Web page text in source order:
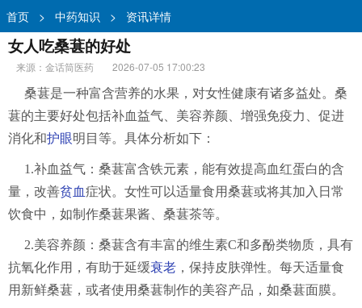
首页 > 中药知识 > 资讯详情
女人吃桑葚的好处
来源：金话筒医药
2026-07-05 17:00:23
桑葚是一种富含营养的水果，对女性健康有诸多益处。桑
葚的主要好处包括补血益气、美容养颜、增强免疫力、促进
消化和护眼明目等。具体分析如下：
1.补血益气：桑葚富含铁元素，能有效提高血红蛋白的含
量，改善贫血症状。女性可以适量食用桑葚或将其加入日常
饮食中，如制作桑葚果酱、桑葚茶等。
2.美容养颜：桑葚含有丰富的维生素C和多酚类物质，具有
抗氧化作用，有助于延缓衰老 ，保持皮肤弹性。每天适量食
用新鲜桑葚，或者使用桑葚制作的美容产品，如桑葚面膜。